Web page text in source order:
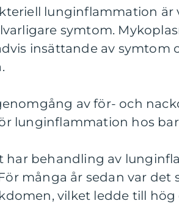
lunginflammation är
symtom.
insättande av symtom
av för- och
lunginflammation hos
har behandling av
många år sedan var det
vilket ledde till